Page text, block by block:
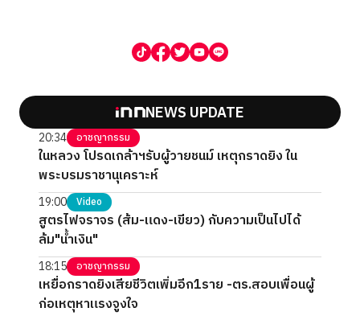
NEWS UPDATE
20:34 อาชญากรรม
ในหลวง โปรดเกล้าฯรับผู้วายชนม์ เหตุกราดยิง ใน
พระบรมราชานุเคราะห์
19:00 Video
สูตรไฟจราจร (ส้ม-แดง-เขียว) กับความเป็นไปได้
ล้ม"น้ำเงิน"
18:15 อาชญากรรม
เหยื่อกราดยิงเสียชีวิตเพิ่มอีก1ราย -ตร.สอบเพื่อนผู้
ก่อเหตุหาแรงจูงใจ